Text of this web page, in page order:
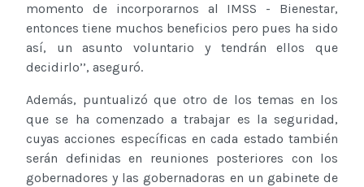
momento de incorporarnos al IMSS - Bienestar,
entonces tiene muchos beneficios pero pues ha sido
así, un asunto voluntario y tendrán ellos que
decidirlo’’, aseguró.
Además, puntualizó que otro de los temas en los
que se ha comenzado a trabajar es la seguridad,
cuyas acciones específicas en cada estado también
serán definidas en reuniones posteriores con los
gobernadores y las gobernadoras en un gabinete de